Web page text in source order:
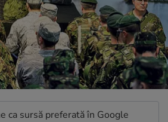
ca sursă preferată în Google